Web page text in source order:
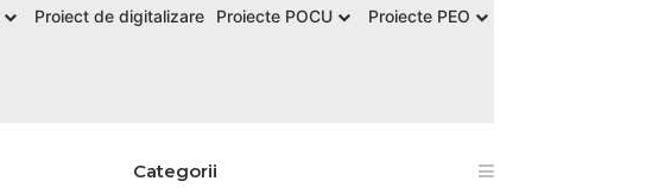
Proiect de digitalizare Proiecte POCU Proiecte PEO
Categorii